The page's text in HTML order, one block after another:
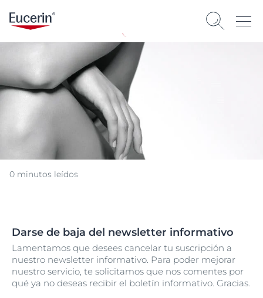
0 minutos leídos
Darse de baja del newsletter informativo
Lamentamos que desees cancelar tu suscripción a
nuestro newsletter informativo. Para poder mejorar
nuestro servicio, te solicitamos que nos comentes por
qué ya no deseas recibir el boletín informativo. Gracias.